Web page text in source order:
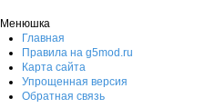
Менюшка
Главная
Правила на g5mod.ru
Карта сайта
Упрощенная версия
Обратная связь